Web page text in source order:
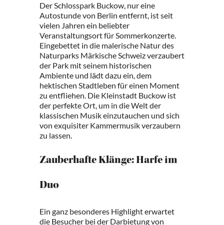
Der Schlosspark Buckow, nur eine
Autostunde von Berlin entfernt, ist seit
vielen Jahren ein beliebter
Veranstaltungsort für Sommerkonzerte.
Eingebettet in die malerische Natur des
Naturparks Märkische Schweiz verzaubert
der Park mit seinem historischen
Ambiente und lädt dazu ein, dem
hektischen Stadtleben für einen Moment
zu entfliehen. Die Kleinstadt Buckow ist
der perfekte Ort, um in die Welt der
klassischen Musik einzutauchen und sich
von exquisiter Kammermusik verzaubern
zu lassen.
Zauberhafte Klänge: Harfe im
Duo
Ein ganz besonderes Highlight erwartet
die Besucher bei der Darbietung von